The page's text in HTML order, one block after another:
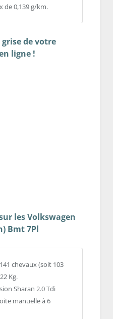
de 0,139 g/km.
de votre
ligne !
les Volkswagen
Bmt 7Pl
chevaux (soit 103
Kg.
Sharan 2.0 Tdi
manuelle à 6